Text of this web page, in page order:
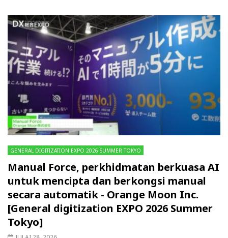
GENERAL DIGITIZATION EXPO 2026 SUMMER TOKYO
Manual Force, perkhidmatan berkuasa AI
untuk mencipta dan berkongsi manual
secara automatik - Orange Moon Inc.
[General digitization EXPO 2026 Summer
Tokyo]